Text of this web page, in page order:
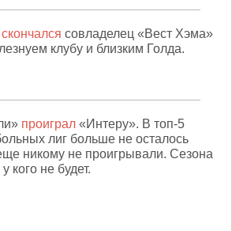
скончался совладелец «Вест Хэма»
клубу и близким Голда.
проиграл «Интеру». В топ-5
лиг больше не осталось
никому не проигрывали. Сезона
кого не будет.